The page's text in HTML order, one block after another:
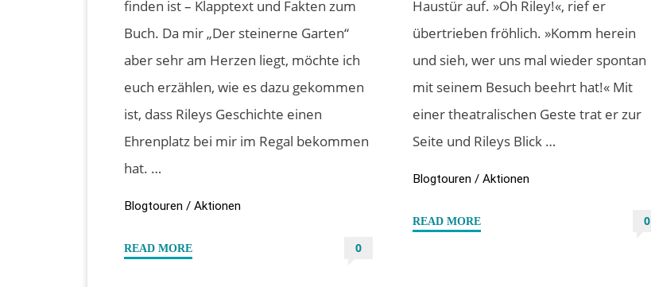
Haustür auf. »Oh Riley!«, rief er
übertrieben fröhlich. »Komm herein
und sieh, wer uns mal wieder spontan
mit seinem Besuch beehrt hat!« Mit
einer theatralischen Geste trat er zur
Seite und Rileys Blick …
Blogtouren / Aktionen
READ MORE"#Specialdays
0
finden ist – Klapptext und Fakten zum
Buch. Da mir „Der steinerne Garten“
aber sehr am Herzen liegt, möchte ich
euch erzählen, wie es dazu gekommen
ist, dass Rileys Geschichte einen
Ehrenplatz bei mir im Regal bekommen
hat. …
Blogtouren / Aktionen
READ MORE"#Specialdays
0